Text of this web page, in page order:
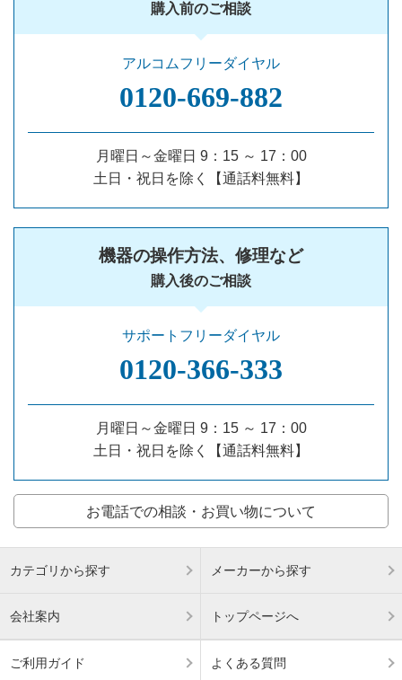
購入前のご相談
アルコムフリーダイヤル
0120‐669‐882
月曜日～金曜日 9：15 ～ 17：00
土日・祝日を除く【通話料無料】
機器の操作方法、修理など
購入後のご相談
サポートフリーダイヤル
0120‐366‐333
月曜日～金曜日 9：15 ～ 17：00
土日・祝日を除く【通話料無料】
お電話での相談・お買い物について
カテゴリから探す メーカーから探す
会社案内 トップページへ
ご利用ガイド よくある質問